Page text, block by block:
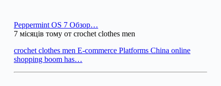
Peppermint OS 7 Обзор…
7 місяців тому от crochet clothes men
crochet clothes men E-commerce Platforms China online
shopping boom has…